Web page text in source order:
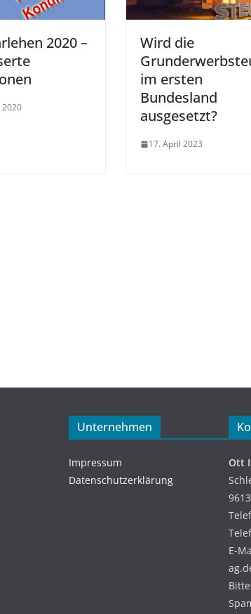
2020 –
2020
Wird die
im ersten
Bundesland
ausgesetzt?
17. April 2023
Unternehmen
Impressum
Datenschutzerklärung
Ott
E-